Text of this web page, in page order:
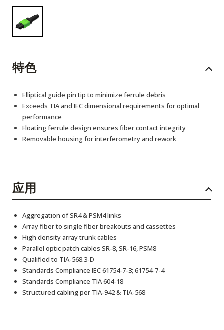
特色
Elliptical guide pin tip to minimize ferrule debris
Exceeds TIA and IEC dimensional requirements for optimal
performance
Floating ferrule design ensures fiber contact integrity
Removable housing for interferometry and rework
应用
Aggregation of SR4 & PSM4 links
Array fiber to single fiber breakouts and cassettes
High density array trunk cables
Parallel optic patch cables SR-8, SR-16, PSM8
Qualified to TIA-568.3-D
Standards Compliance IEC 61754-7-3; 61754-7-4
Standards Compliance TIA 604-18
Structured cabling per TIA-942 & TIA-568